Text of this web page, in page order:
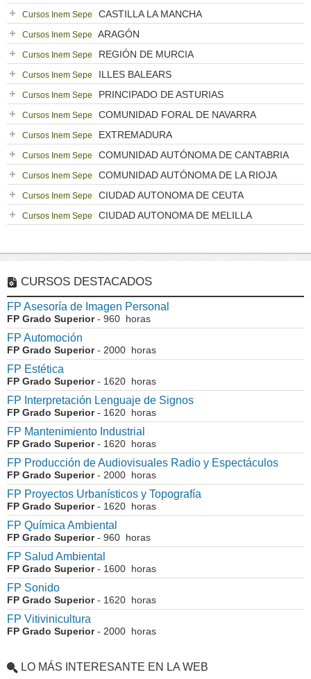
Cursos Inem Sepe CASTILLA LA MANCHA
Cursos Inem Sepe ARAGÓN
Cursos Inem Sepe REGIÓN DE MURCIA
Cursos Inem Sepe ILLES BALEARS
Cursos Inem Sepe PRINCIPADO DE ASTURIAS
Cursos Inem Sepe COMUNIDAD FORAL DE NAVARRA
Cursos Inem Sepe EXTREMADURA
Cursos Inem Sepe COMUNIDAD AUTÓNOMA DE CANTABRIA
Cursos Inem Sepe COMUNIDAD AUTÓNOMA DE LA RIOJA
Cursos Inem Sepe CIUDAD AUTONOMA DE CEUTA
Cursos Inem Sepe CIUDAD AUTONOMA DE MELILLA
CURSOS DESTACADOS
FP Asesoría de Imagen Personal
FP Grado Superior- 960 horas
FP Automoción
FP Grado Superior- 2000 horas
FP Estética
FP Grado Superior- 1620 horas
FP Interpretación Lenguaje de Signos
FP Grado Superior- 1620 horas
FP Mantenimiento Industrial
FP Grado Superior- 1620 horas
FP Producción de Audiovisuales Radio y Espectáculos
FP Grado Superior- 2000 horas
FP Proyectos Urbanísticos y Topografía
FP Grado Superior- 1620 horas
FP Química Ambiental
FP Grado Superior- 960 horas
FP Salud Ambiental
FP Grado Superior- 1600 horas
FP Sonido
FP Grado Superior- 1620 horas
FP Vitivinicultura
FP Grado Superior- 2000 horas
LO MÁS INTERESANTE EN LA WEB